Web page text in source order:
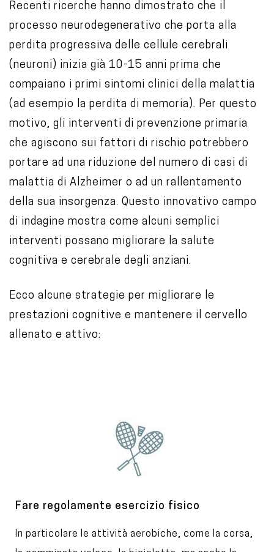
Recenti ricerche hanno dimostrato che il
processo neurodegenerativo che porta alla
perdita progressiva delle cellule cerebrali
(neuroni) inizia già 10-15 anni prima che
compaiano i primi sintomi clinici della malattia
(ad esempio la perdita di memoria). Per questo
motivo, gli interventi di prevenzione primaria
che agiscono sui fattori di rischio potrebbero
portare ad una riduzione del numero di casi di
malattia di Alzheimer o ad un rallentamento
della sua insorgenza. Questo innovativo campo
di indagine mostra come alcuni semplici
interventi possano migliorare la salute
cognitiva e cerebrale degli anziani.
Ecco alcune strategie per migliorare le
prestazioni cognitive e mantenere il cervello
allenato e attivo:
e
T
t
Fare regolamente esercizio fisico
T
In particolare le attività aerobiche, come la corsa,